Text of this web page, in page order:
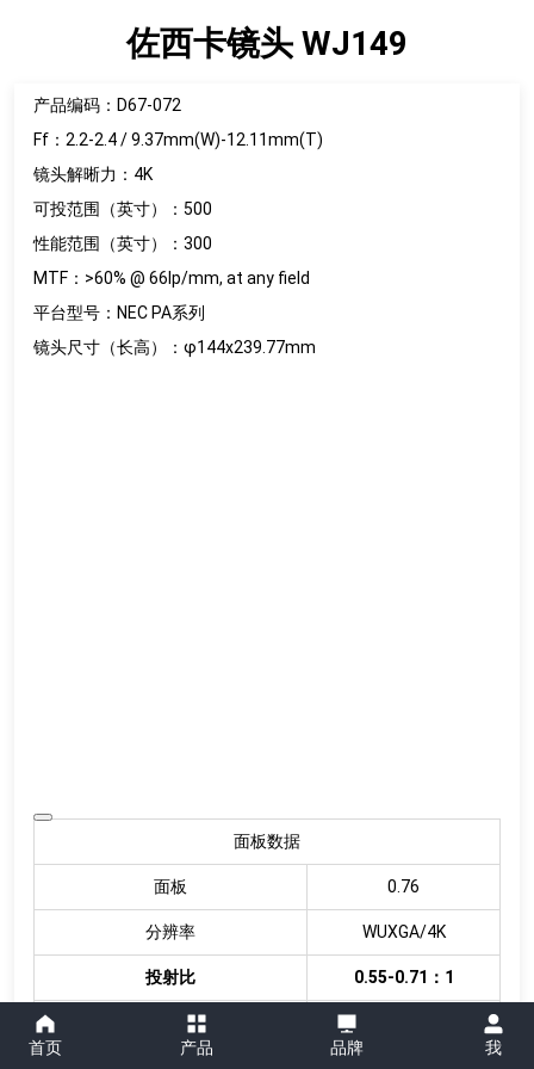
佐西卡镜头 WJ149
产品编码：D67-072
Ff：2.2-2.4 / 9.37mm(W)-12.11mm(T)
镜头解晰力：4K
可投范围（英寸）：500
性能范围（英寸）：300
MTF：>60% @ 66lp/mm, at any field
平台型号：NEC PA系列
镜头尺寸（长高）：φ144x239.77mm
面板数据
面板 0.76
分辨率 WUXGA/4K
投射比 0.55-0.71：1
上下位移量
首页 产品 品牌 我